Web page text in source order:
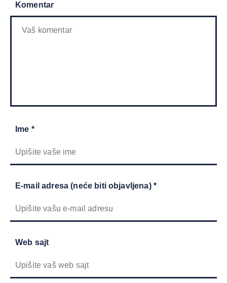
Komentar
Ime *
E-mail adresa (neće biti objavljena) *
Web sajt